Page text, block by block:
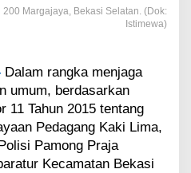
Margajaya, Bekasi Selatan. (Dok:
Istimewa)
Dalam rangka menjaga
umum, berdasarkan
11 Tahun 2015 tentang
Pedagang Kaki Lima,
Pamong Praja
Kecamatan Bekasi